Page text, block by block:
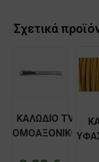
Σχετικά
ΚΑΛΩΔΙΟ TV
ΟΜΟΑΞΟΝΙΚΟ